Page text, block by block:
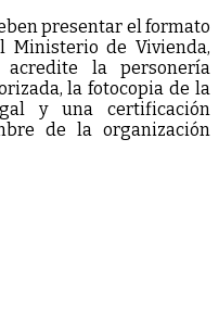
presentar el formato
Ministerio de Vivienda,
la personería
la fotocopia de la
y una certificación
de la organización